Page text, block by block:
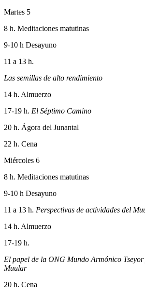
Martes 5
8 h. Meditaciones matutinas
9-10 h Desayuno
11 a 13 h.
Las semillas de alto rendimiento
14 h. Almuerzo
17-19 h. El Séptimo Camino
20 h. Ágora del Junantal
22 h. Cena
Miércoles 6
8 h. Meditaciones matutinas
9-10 h Desayuno
11 a 13 h. Perspectivas de actividades del
14 h. Almuerzo
17-19 h.
El papel de la ONG Mundo Armónico
Muular
20 h. Cena